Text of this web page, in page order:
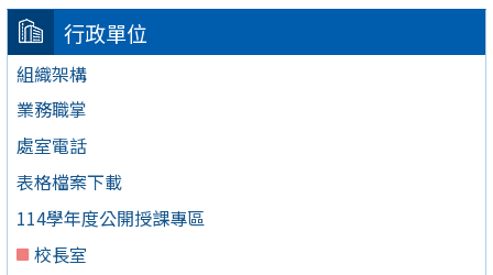
行政單位
組織架構
業務職掌
處室電話
表格檔案下載
114學年度公開授課專區
校長室